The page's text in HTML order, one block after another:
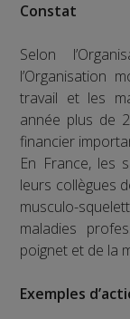
Constat
Selon
l’Organisation
travail et les
année plus de
financier
En France, les
leurs collègues
musculo-
maladies
poignet et de la
Exemples